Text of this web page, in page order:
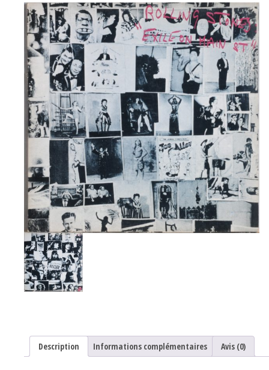
Description Informations complémentaires Avis (0)